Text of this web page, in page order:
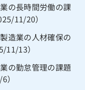
の長時間労働の課
11/20）
造業の人材確保の
11/13）
の勤怠管理の課題
）